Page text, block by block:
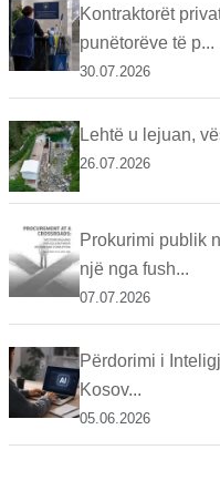
Kontraktorët
punëtorëve të p...
30.07.2026
Lehtë u lejuan,
26.07.2026
Prokurimi publik
një nga fush...
07.07.2026
Përdorimi i
Kosov...
05.06.2026